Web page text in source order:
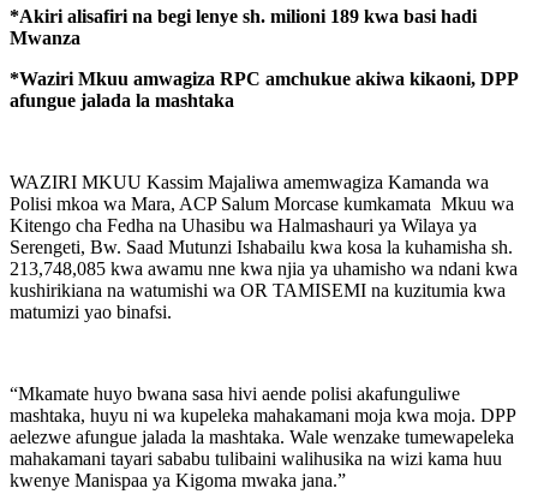
*Akiri alisafiri na begi lenye sh. milioni 189 kwa basi hadi
Mwanza
*Waziri Mkuu amwagiza RPC amchukue akiwa kikaoni, DPP
afungue jalada la mashtaka
WAZIRI MKUU Kassim Majaliwa amemwagiza Kamanda wa
Polisi mkoa wa Mara, ACP Salum Morcase kumkamata Mkuu wa
Kitengo cha Fedha na Uhasibu wa Halmashauri ya Wilaya ya
Serengeti, Bw. Saad Mutunzi Ishabailu kwa kosa la kuhamisha sh.
213,748,085 kwa awamu nne kwa njia ya uhamisho wa ndani kwa
kushirikiana na watumishi wa OR TAMISEMI na kuzitumia kwa
matumizi yao binafsi.
“Mkamate huyo bwana sasa hivi aende polisi akafunguliwe
mashtaka, huyu ni wa kupeleka mahakamani moja kwa moja. DPP
aelezwe afungue jalada la mashtaka. Wale wenzake tumewapeleka
mahakamani tayari sababu tulibaini walihusika na wizi kama huu
kwenye Manispaa ya Kigoma mwaka jana.”